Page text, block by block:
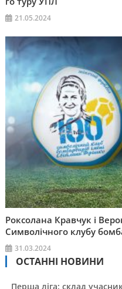
21.05.2024
Роксолана Кравчук і
Символічного клубу
31.03.2024
ОСТАННІ НОВИНИ
Перша ліга: склад